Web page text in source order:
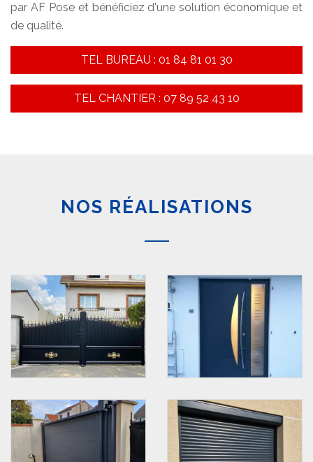
par AF Pose et bénéficiez d'une solution économique et
de qualité.
TEL BUREAU : 01 84 81 01 30
TEL CHANTIER : 07 89 52 43 10
NOS RÉALISATIONS